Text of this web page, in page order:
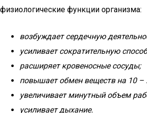
физиологические функции организма:
возбуждает сердечную
усиливает сократительную
расширяет кровеносные сосуды;
повышает обмен веществ на 10 –
увеличивает минутный объем
усиливает дыхание.